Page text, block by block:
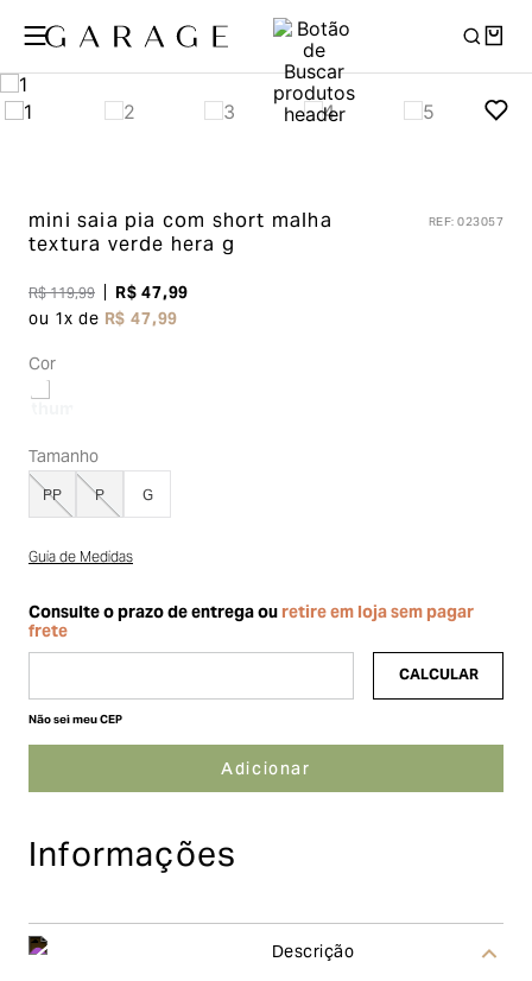
mini saia pia com short malha
textura verde hera g
REF:023057
R$119,99 R$47,99
ou 1x de R$47,99
Cor
Tamanho
PP P G
Guia de Medidas
Não sei meu CEP
Informações
Descrição